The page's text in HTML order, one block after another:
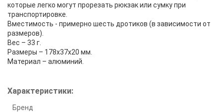
которые легко могут прорезать рюкзак или сумку при
транспортировке.
Вместимость - примерно шесть дротиков (в зависимости от
размеров).
Вес – 33 г.
Размеры – 178x37x20 мм.
Материал – алюминий.
Характеристики:
Бренд